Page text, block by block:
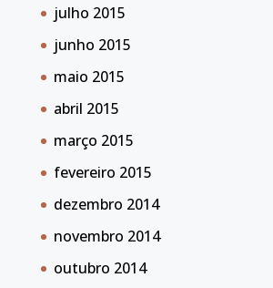
julho 2015
junho 2015
maio 2015
abril 2015
março 2015
fevereiro 2015
dezembro 2014
novembro 2014
outubro 2014